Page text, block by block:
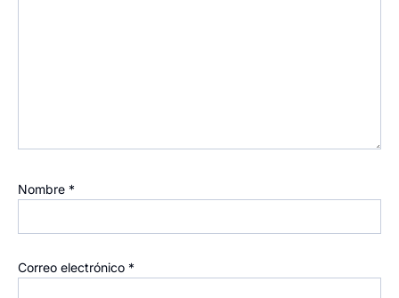
Nombre *
Correo electrónico *